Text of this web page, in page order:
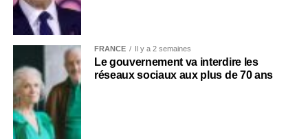
FRANCE Il y a 2 semaines
Le gouvernement va interdire les
réseaux sociaux aux plus de 70 ans